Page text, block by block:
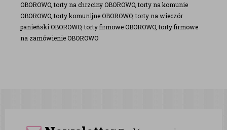
OBOROWO, torty na chrzciny OBOROWO, torty na komunie
OBOROWO, torty komunijne OBOROWO, torty na wieczór
panieński OBOROWO, torty firmowe OBOROWO, torty firmowe
na zamówienie OBOROWO